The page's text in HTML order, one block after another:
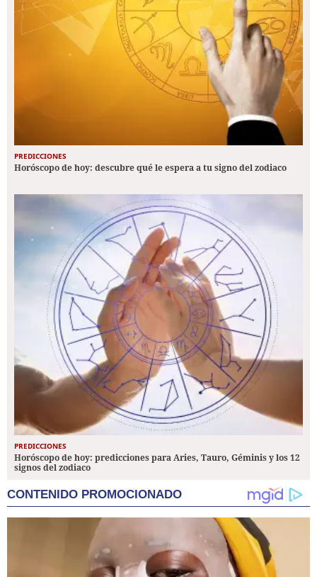
PREDICCIONES
Horóscopo de hoy: descubre qué le espera a tu signo del zodiaco
PREDICCIONES
Horóscopo de hoy: predicciones para Aries, Tauro, Géminis y los 12
signos del zodiaco
CONTENIDO PROMOCIONADO